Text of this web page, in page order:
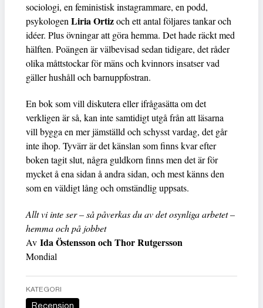
sociologi, en feministisk instagrammare, en podd,
psykologenLiria Ortizoch ett antal följares tankar och
idéer. Plus övningar att göra hemma. Det hade räckt med
hälften. Poängen är välbevisad sedan tidigare, det råder
olika måttstockar för mäns och kvinnors insatser vad
gäller hushåll och barnuppfostran.
En bok som vill diskutera eller ifrågasätta om det
verkligen är så, kan inte samtidigt utgå från att läsarna
vill bygga en mer jämställd och schysst vardag, det går
inte ihop. Tyvärr är det känslan som finns kvar efter
boken tagit slut, några guldkorn finns men det är för
mycket å ena sidan å andra sidan, och mest känns den
som en väldigt lång och omständlig uppsats.
Allt vi inte ser – så påverkas du av det osynliga arbetet –
hemma och på jobbet
Av Ida Östensson och Thor Rutgersson
Mondial
KATEGORI
Recension